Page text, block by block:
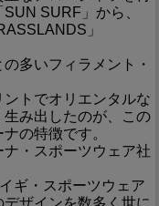
SURF」から、
」
多いフィラメント・
トでオリエンタルな
み出したのが、この
の特徴です。
・スポーツウェア社
ギ・スポーツウェア